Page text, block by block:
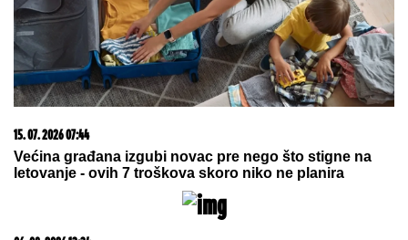
15. 07. 2026 07:44
Većina građana izgubi novac pre nego što stigne na
letovanje - ovih 7 troškova skoro niko ne planira